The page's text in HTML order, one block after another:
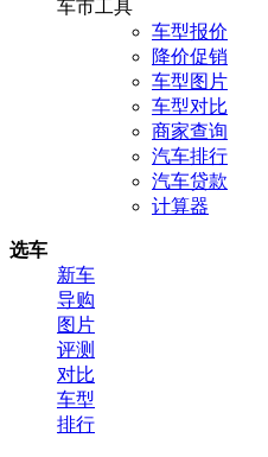
车市工具
车型报价
降价促销
车型图片
车型对比
商家查询
汽车排行
汽车贷款
计算器
选车
新车
导购
图片
评测
对比
车型
排行